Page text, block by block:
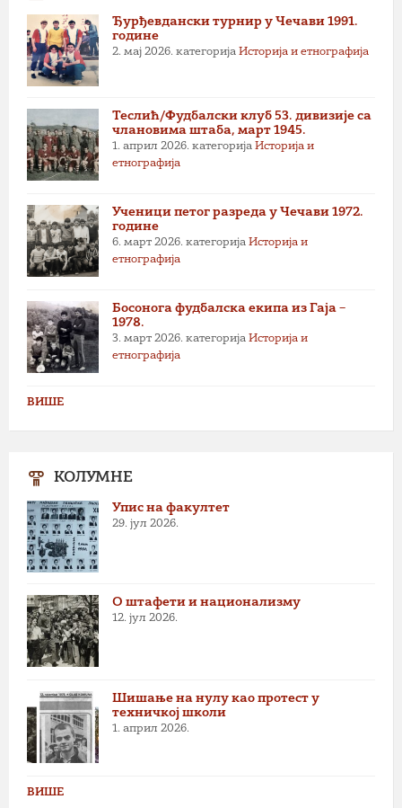
Ђурђевдански турнир у Чечави 1991.
године
2. мај 2026. категорија Историја и етнографија
Теслић/Фудбалски клуб 53. дивизије са
члановима штаба, март 1945.
1. април 2026. категорија Историја и
етнографија
Ученици петог разреда у Чечави 1972.
године
6. март 2026. категорија Историја и
етнографија
Босонога фудбалска екипа из Гаја –
1978.
3. март 2026. категорија Историја и
етнографија
ВИШЕ
КОЛУМНЕ
Упис на факултет
29. јул 2026.
О штафети и национализму
12. јул 2026.
Шишање на нулу као протест у
техничкој школи
1. април 2026.
ВИШЕ